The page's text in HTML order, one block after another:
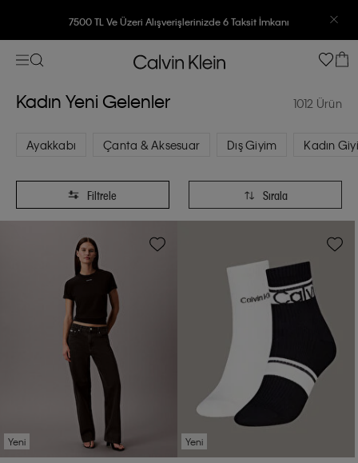
7500 TL Ve Üzeri Alışverişlerinizde 6 Taksit İmkanı
Kadın Yeni Gelenler 1012 Ürün
Ayakkabı Çanta & Aksesuar Dış Giyim Kadın
Filtrele Sırala
Yeni Yeni